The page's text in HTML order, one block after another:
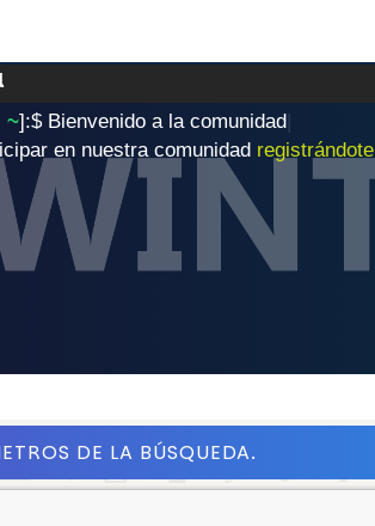
~]:$ .Bienvenido a la comunidad|
en nuestra comunidad registrándote
DE LA BÚSQUEDA.